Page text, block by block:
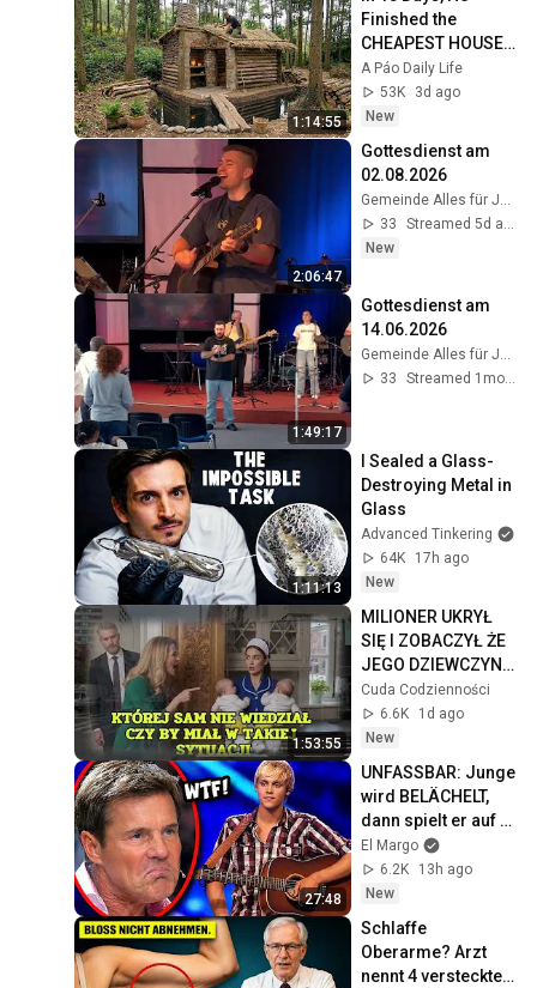
1:14:55
Finished the
CHEAPEST HOUSE
in the Forest Using
Simple Bushcraft
Building Skills
A Páo Daily Life
53K
3d ago
New
2:06:47
Gottesdienst am
02.08.2026
33
New
1:49:17
Gottesdienst am
14.06.2026
Gemeinde Alles für Jesus
33
Streamed 1mo ago
1:11:13
I Sealed a Glass-
Destroying Metal in
Glass
Advanced Tinkering
64K
17h ago
New
1:53:55
MILIONER UKRYŁ
SIĘ I ZOBACZYŁ ŻE
JEGO DZIEWCZYNA
NIENAWIDZI
BLIŹNIĄT LECZ
SŁUŻĄCA
Cuda Codzienności
6.6K
1d ago
New
27:48
UNFASSBAR: Junge
wird BELÄCHELT,
dann spielt er auf
seiner GITARRE! 😮
El Margo
6.2K
13h ago
New
Schlaffe
Oberarme? Arzt
nennt 4 versteckte